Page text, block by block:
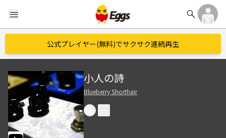
menu search
公式プレイヤー(無料)でサクサク連続再生
小人の詩
Blueberry Shorthair